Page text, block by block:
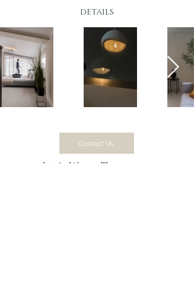
details
Contact Us
Let's Work Together